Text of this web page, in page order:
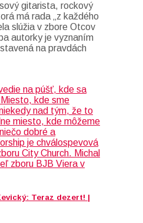
gitarista, rockový
má rada „z každého
slúžia v zbore Otcov
autorky je vyznaním
na pravdách
Teraz dezert! |